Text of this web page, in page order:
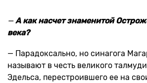
—А как насчет знаменитой
века?
— Парадоксально, но синагога
называют в честь великого
Эдельса, перестроившего ее на